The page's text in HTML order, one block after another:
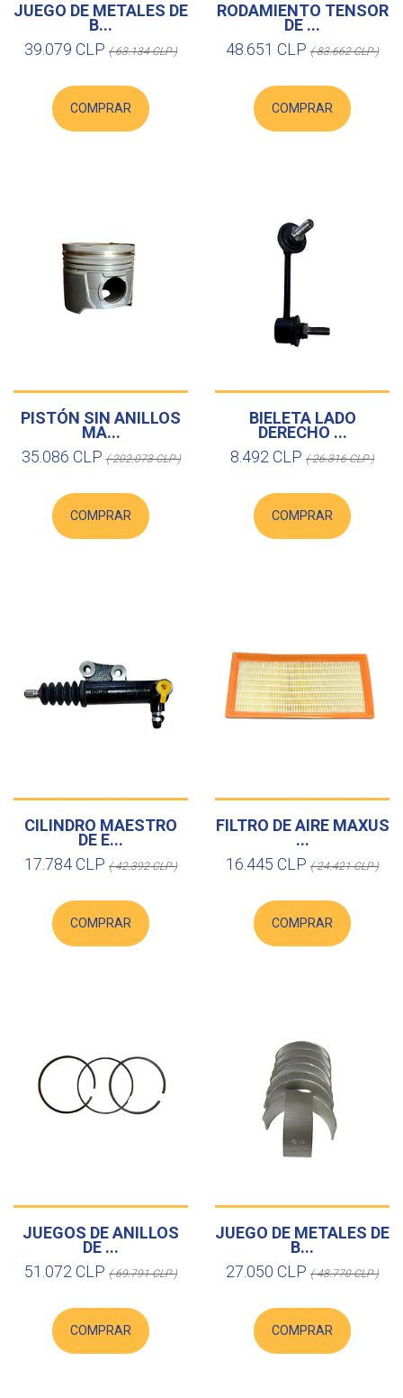
JUEGO DE METALES DE
B...
39.079 CLP ( 63.134 CLP )
COMPRAR
RODAMIENTO TENSOR
DE ...
48.651 CLP ( 83.662 CLP )
COMPRAR
PISTÓN SIN ANILLOS
MA...
35.086 CLP( 202.073 CLP )
COMPRAR
BIELETA LADO
DERECHO ...
8.492 CLP ( 26.316 CLP )
COMPRAR
CILINDRO MAESTRO
DE E...
17.784 CLP ( 42.392 CLP )
COMPRAR
FILTRO DE AIRE MAXUS
...
16.445 CLP ( 24.421 CLP )
COMPRAR
JUEGOS DE ANILLOS
DE ...
51.072 CLP ( 69.791 CLP )
COMPRAR
JUEGO DE METALES DE
B...
27.050 CLP ( 48.770 CLP )
COMPRAR